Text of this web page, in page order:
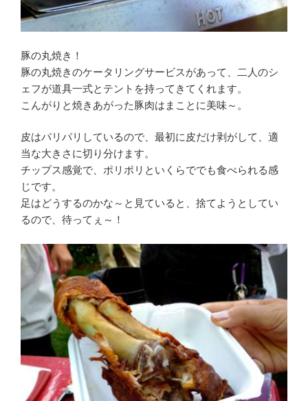
豚の丸焼き！
豚の丸焼きのケータリングサービスがあって、二人のシ
ェフが道具一式とテントを持ってきてくれます。
こんがりと焼きあがった豚肉はまことに美味～。
皮はパリパリしているので、最初に皮だけ剥がして、適
当な大きさに切り分けます。
チップス感覚で、ポリポリといくらででも食べられる感
じです。
足はどうするのかな～と見ていると、捨てようとしてい
るので、待ってぇ～！